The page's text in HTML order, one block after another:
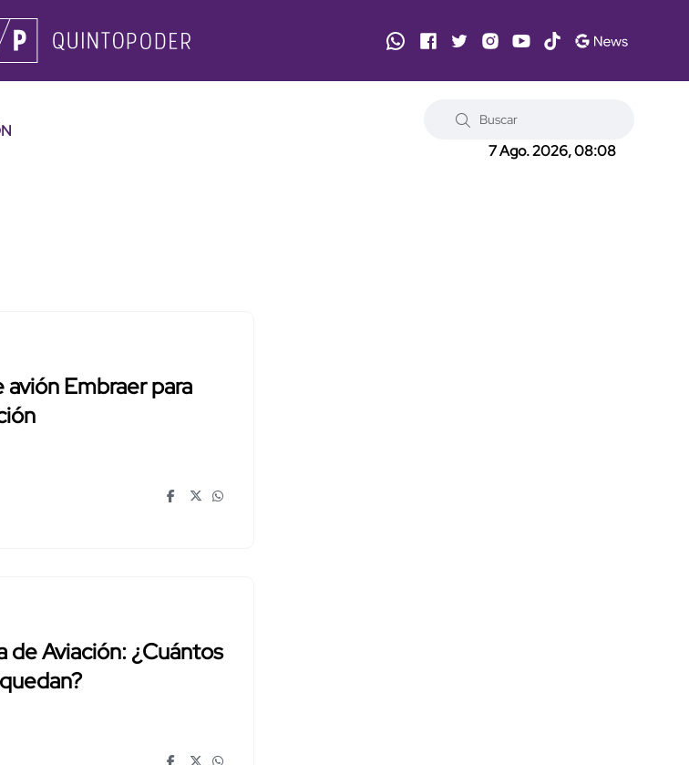
7 Ago. 2026, 08:08
Embraer para
de Aviación: ¿Cuántos